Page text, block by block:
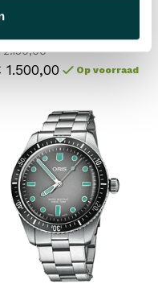
1.500,00 Op voorraad